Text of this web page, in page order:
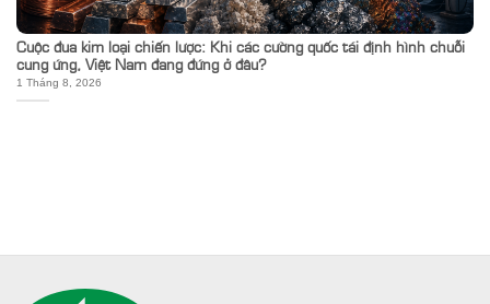
Cuộc đua kim loại chiến lược: Khi các cường quốc tái định hình chuỗi
cung ứng, Việt Nam đang đứng ở đâu?
1 Tháng 8, 2026